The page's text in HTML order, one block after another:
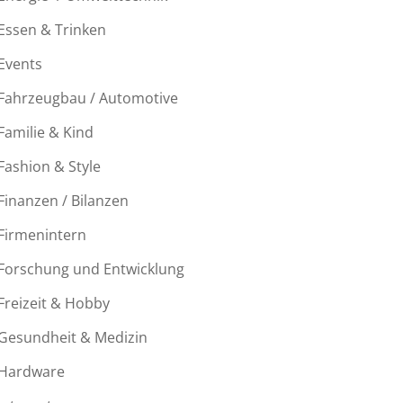
& Trinken
/ Automotive
& Kind
& Style
/ Bilanzen
und Entwicklung
& Hobby
& Medizin